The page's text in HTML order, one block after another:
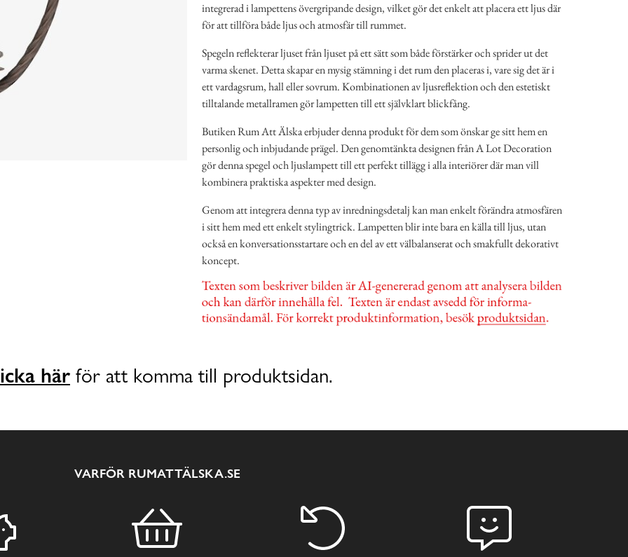
integrerad i lampettens övergripande design, vilket gör det enkelt att placera ett ljus där
för att tillföra både ljus och atmosfär till rummet.
Spegeln reflekterar ljuset från ljuset på ett sätt som både förstärker och sprider ut det
varma skenet. Detta skapar en mysig stämning i det rum den placeras i, vare sig det är i
ett vardagsrum, hall eller sovrum. Kombinationen av ljusreflektion och den estetiskt
tilltalande metallramen gör lampetten till ett självklart blickfång.
Butiken Rum Att Älska erbjuder denna produkt för dem som önskar ge sitt hem en
personlig och inbjudande prägel. Den genomtänkta designen från A Lot Decoration
gör denna spegel och ljuslampett till ett perfekt tillägg i alla interiörer där man vill
kombinera praktiska aspekter med design.
Genom att integrera denna typ av inredningsdetalj kan man enkelt förändra atmosfären
i sitt hem med ett enkelt stylingtrick. Lampetten blir inte bara en källa till ljus, utan
också en konversationsstartare och en del av ett välbalanserat och smakfullt dekorativt
koncept.
här för att komma till produktsidan.
VARFÖR RUMATTÄLSKA.SE